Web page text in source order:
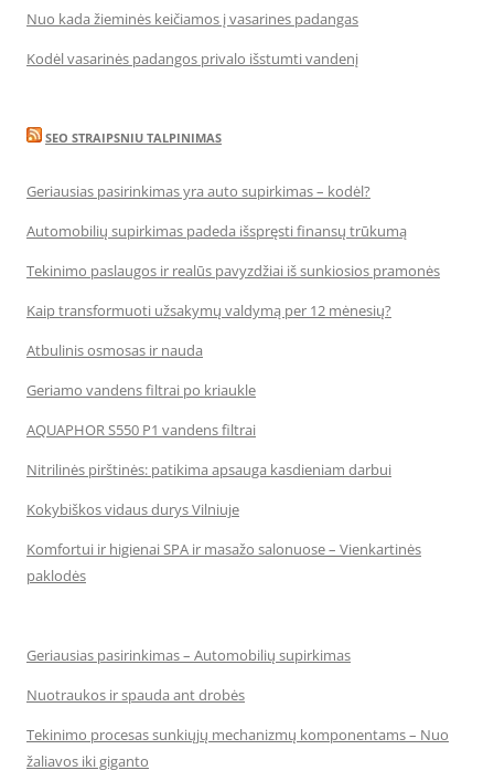
Nuo kada žieminės keičiamos į vasarines padangas
Kodėl vasarinės padangos privalo išstumti vandenį
SEO STRAIPSNIU TALPINIMAS
Geriausias pasirinkimas yra auto supirkimas – kodėl?
Automobilių supirkimas padeda išspręsti finansų trūkumą
Tekinimo paslaugos ir realūs pavyzdžiai iš sunkiosios pramonės
Kaip transformuoti užsakymų valdymą per 12 mėnesių?
Atbulinis osmosas ir nauda
Geriamo vandens filtrai po kriaukle
AQUAPHOR S550 P1 vandens filtrai
Nitrilinės pirštinės: patikima apsauga kasdieniam darbui
Kokybiškos vidaus durys Vilniuje
Komfortui ir higienai SPA ir masažo salonuose – Vienkartinės
paklodės
Geriausias pasirinkimas – Automobilių supirkimas
Nuotraukos ir spauda ant drobės
Tekinimo procesas sunkiųjų mechanizmų komponentams – Nuo
žaliavos iki giganto